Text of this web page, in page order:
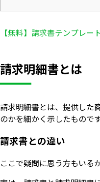
【無料】請求書テンプレー
請求明細書とは
請求明細書とは、提供した
のかを細かく示したもので
請求書との違い
ここで疑問に思う方もいる